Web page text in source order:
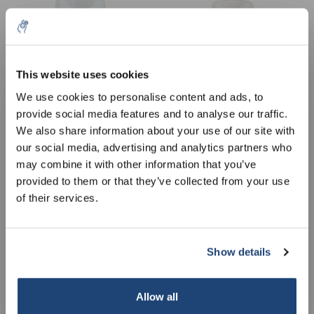
This website uses cookies
We use cookies to personalise content and ads, to
provide social media features and to analyse our traffic.
We also share information about your use of our site with
our social media, advertising and analytics partners who
may combine it with other information that you’ve
provided to them or that they’ve collected from your use
of their services.
Show details
Allow all
Detergente per la pelle
Baktolin® lozione
detergente sensibile,
flaconcino da 500 ml
€7,11 IVA Esc.
Pulizia a mano Baktolin®
lozione detergente pura,
flaconcino da 500 ml
€4,39 IVA Esc.
5% off for your next order
Sign up for our newsletter to stay informed about
our new products, and receive a 10% discount on
your next purchase for all chemical products from
our own brand 😀
Your discount applies to orders above €50,00